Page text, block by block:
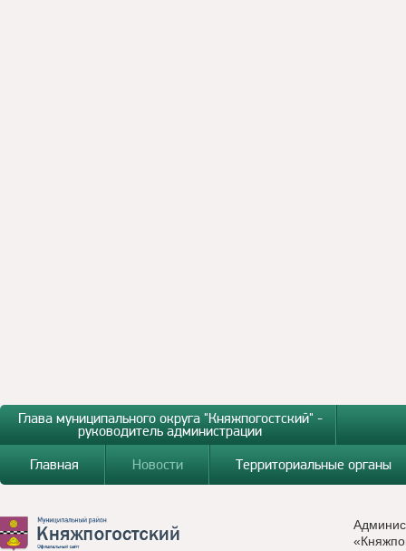
Глава муниципального округа "Княжпогостский" -
руководитель администрации
Главная
Новости Территориальные органы